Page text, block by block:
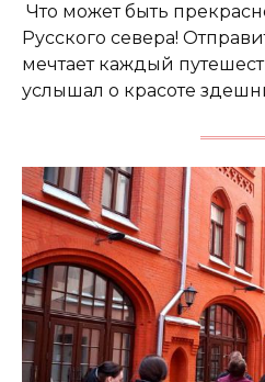
Что может быть
Русского севера!
мечтает каждый
услышал о красоте